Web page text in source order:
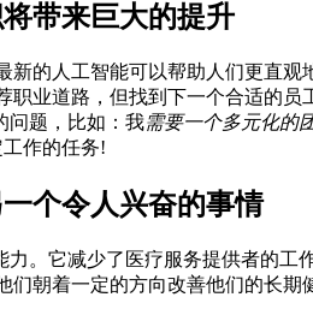
带来巨大的提升
新的人工智能可以帮助人们更直
业道路，但找到下一个合适的
问题，比如：我需要一个多元化的
作的任务!
个令人兴奋的事情
。它减少了医疗服务提供者的
朝着一定的方向改善他们的长